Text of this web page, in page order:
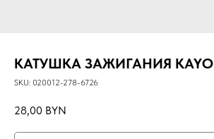
КАТУШКА ЗАЖИГАНИЯ KAYO
SKU: 020012-278-6726
28,00 BYN